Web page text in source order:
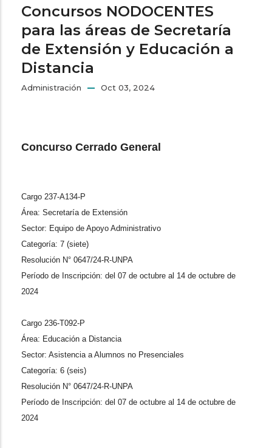
Concursos NODOCENTES
para las áreas de Secretaría
de Extensión y Educación a
Distancia
Administración Oct 03, 2024
Concurso Cerrado General
Cargo 237-A134-P
Área: Secretaría de Extensión
Sector: Equipo de Apoyo Administrativo
Categoría: 7 (siete)
Resolución N° 0647/24-R-UNPA
Período de Inscripción: del 07 de octubre al 14 de octubre de
2024
Cargo 236-T092-P
Área: Educación a Distancia
Sector: Asistencia a Alumnos no Presenciales
Categoría: 6 (seis)
Resolución N° 0647/24-R-UNPA
Período de Inscripción: del 07 de octubre al 14 de octubre de
2024